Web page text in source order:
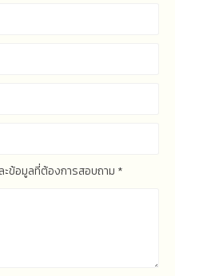
ะข้อมูลที่ต้องการสอบถาม *